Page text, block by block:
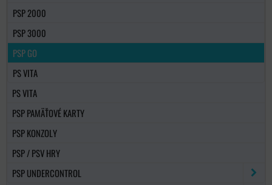
PSP 2000
PSP 3000
PSP GO
PS VITA
PS VITA
PSP PAMÄŤOVÉ KARTY
PSP KONZOLY
PSP / PSV HRY
PSP UNDERCONTROL